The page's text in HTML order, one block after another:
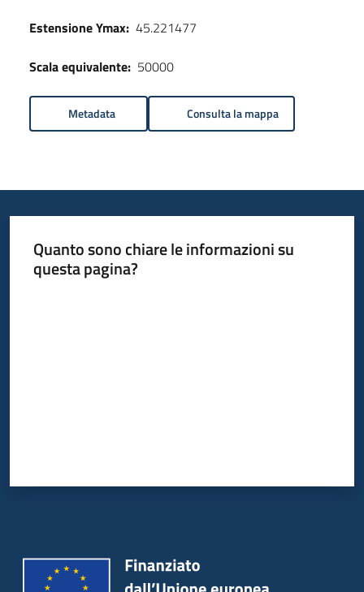
Estensione Ymax: 45.221477
Scala equivalente: 50000
Metadata Consulta la mappa
Quanto sono chiare le informazioni su
questa pagina?